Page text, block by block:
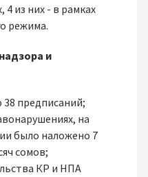
из них - в рамках
режима.
и
предписаний;
на
было наложено 7
сомов;
КР и НПА